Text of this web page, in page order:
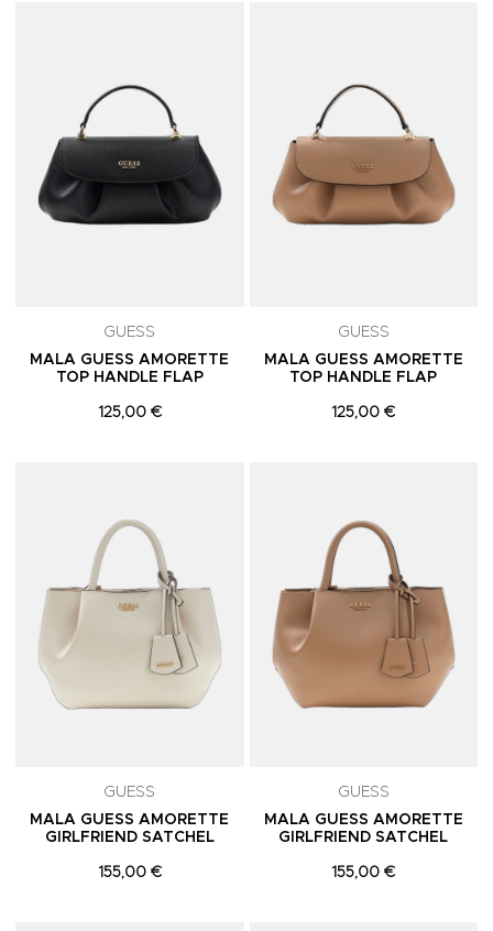
GUESS
MALA GUESS AMORETTE
TOP HANDLE FLAP
125,00 €
GUESS
MALA GUESS AMORETTE
TOP HANDLE FLAP
125,00 €
GUESS
MALA GUESS AMORETTE
GIRLFRIEND SATCHEL
155,00 €
GUESS
MALA GUESS AMORETTE
GIRLFRIEND SATCHEL
155,00 €